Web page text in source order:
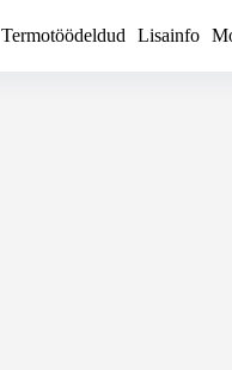
Termotöödeldud Lisainfo